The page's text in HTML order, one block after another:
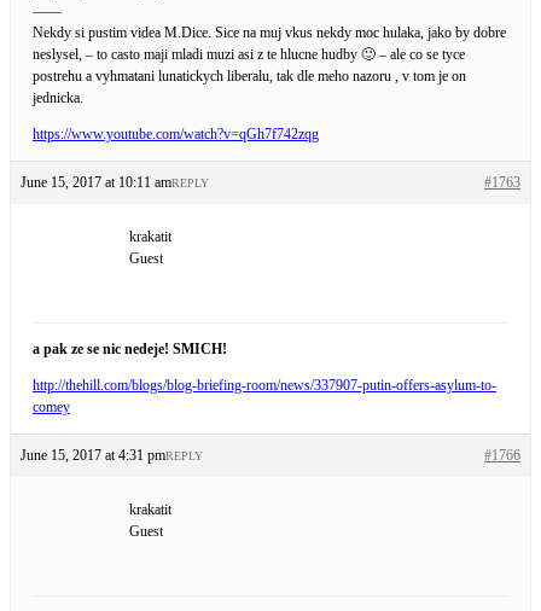
——
Nekdy si pustim videa M.Dice. Sice na muj vkus nekdy moc hulaka, jako by dobre
neslysel, – to casto maji mladi muzi asi z te hlucne hudby 🙂 – ale co se tyce
postrehu a vyhmatani lunatickych liberalu, tak dle meho nazoru , v tom je on
jednicka.
https://www.youtube.com/watch?v=qGh7f742zqg
June 15, 2017 at 10:11 am #1763
REPLY
krakatit
Guest
a pak ze se nic nedeje! SMICH!
http://thehill.com/blogs/blog-briefing-room/news/337907-putin-offers-asylum-to-
comey
June 15, 2017 at 4:31 pm #1766
REPLY
krakatit
Guest